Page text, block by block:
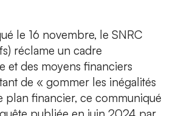
le 16 novembre, le SNRC
réclame un cadre
et des moyens financiers
de « gommer les inégalités
plan financier, ce communiqué